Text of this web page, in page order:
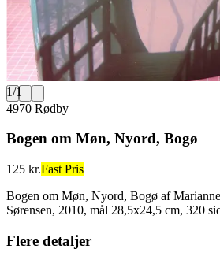
1/1
4970 Rødby
Bogen om Møn, Nyord, Bogø
125 kr.Fast Pris
Bogen om Møn, Nyord, Bogø af
Sørensen, 2010, mål 28,5x24,5 cm, 320
Flere detaljer